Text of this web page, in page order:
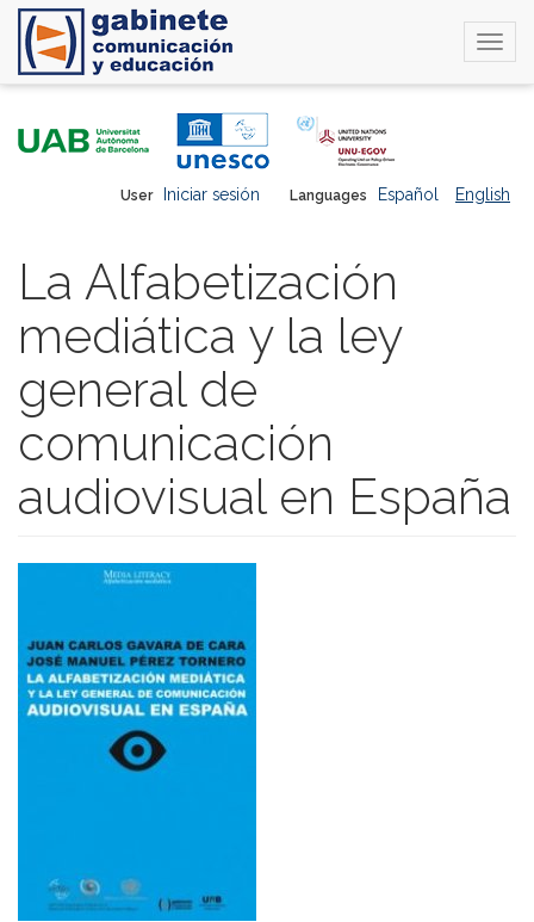
Languages Español English
User Iniciar sesión
La Alfabetización
mediática y la ley
general de
comunicación
audiovisual en España